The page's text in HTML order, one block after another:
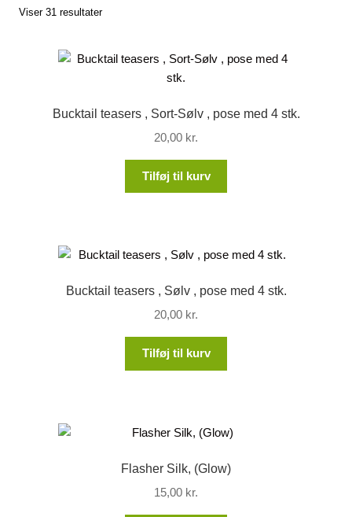
Glemt adgangskode
Viser 31 resultater
Bucktail teasers , Sort-Sølv , pose med 4 stk.
20,00 kr.
Tilføj til kurv
Bucktail teasers , Sølv , pose med 4 stk.
20,00 kr.
Tilføj til kurv
Flasher Silk, (Glow)
15,00 kr.